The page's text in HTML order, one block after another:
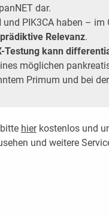
dar.
und PIK3CA haben –
prädiktive Relevanz.
Testung kann
möglichen
Primum und bei
hierkostenlos und
und weitere